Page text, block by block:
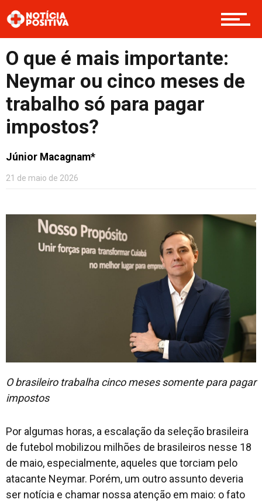
Boas Ações
Opinião
Cultura
Entretenimento
O que é mais importante:
Neymar ou cinco meses de
trabalho só para pagar
impostos?
Júnior Macagnam*
21 de maio de 2026
O brasileiro trabalha cinco meses somente para pagar
impostos
Por algumas horas, a escalação da seleção brasileira
de futebol mobilizou milhões de brasileiros nesse 18
de maio, especialmente, aqueles que torciam pelo
atacante Neymar. Porém, um outro assunto deveria
ser notícia e chamar nossa atenção em maio: o fato